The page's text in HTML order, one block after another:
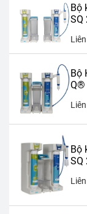
Bộ
SQ
Bộ
Q®
Bộ
SQ